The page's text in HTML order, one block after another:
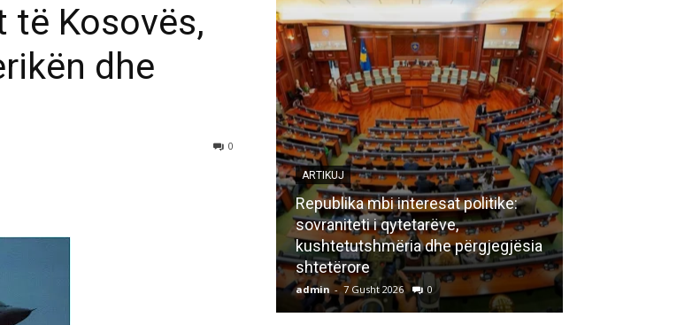
të Kosovës,
dhe
0
ARTIKUJ
Republika mbi interesat politike:
sovraniteti i qytetarëve,
kushtetutshmëria dhe përgjegjësia
shtetërore
admin - 7 Gusht 2026 0